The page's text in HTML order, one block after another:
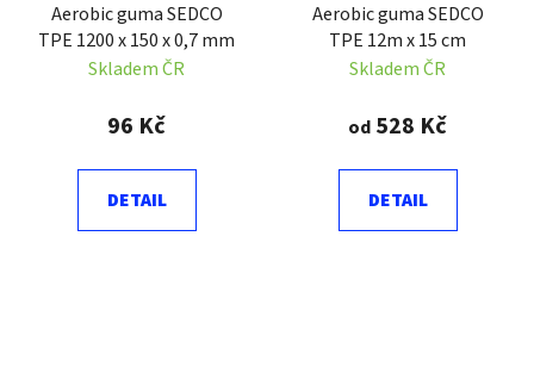
Aerobic guma SEDCO
TPE 1200 x 150 x 0,7 mm
Skladem ČR
96 Kč
DETAIL
Aerobic guma SEDCO
TPE 12m x 15 cm
Skladem ČR
od 528 Kč
DETAIL